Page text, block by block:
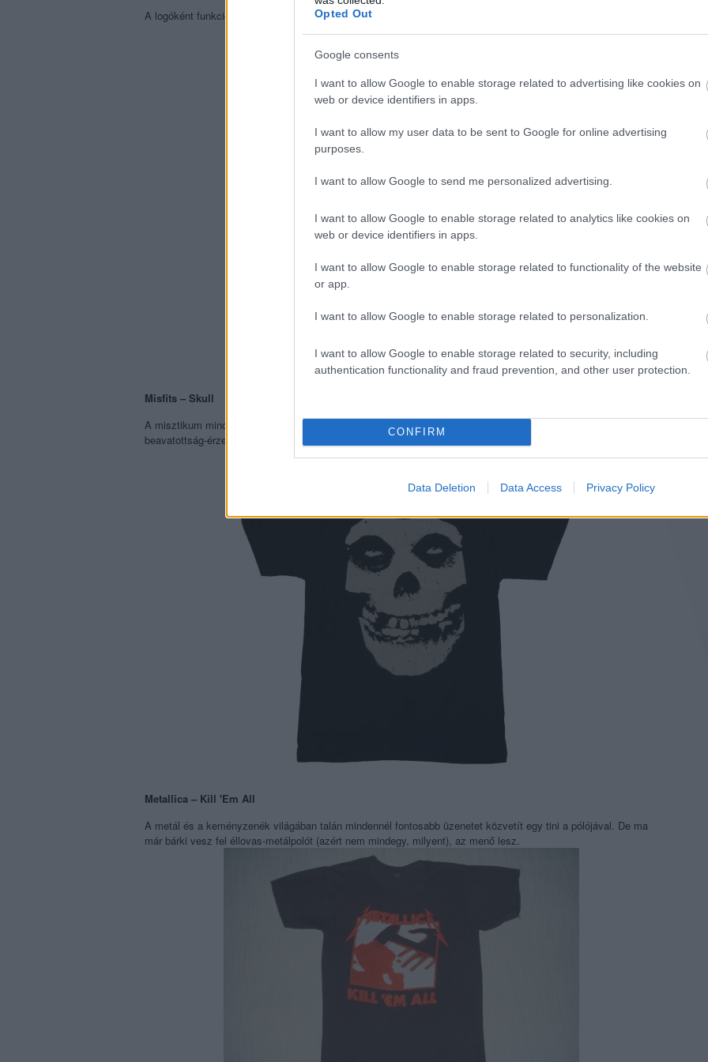
Opted Out
Google consents
I want to allow Google to enable storage related to advertising like cookies on
web or device identifiers in apps.
I want to allow my user data to be sent to Google for online advertising
purposes.
I want to allow Google to send me personalized advertising.
I want to allow Google to enable storage related to analytics like cookies on
web or device identifiers in apps.
I want to allow Google to enable storage related to functionality of the website
or app.
I want to allow Google to enable storage related to personalization.
I want to allow Google to enable storage related to security, including
authentication functionality and fraud prevention, and other user protection.
CONFIRM
Data Deletion Data Access Privacy Policy
A logóként funkcionáló zenekarnév mellett a tényleges logó vált a másik legnépszerűbb grafikai elemmé.
Misfits – Skull
A misztikum mindig jó, ha egy talányos képen kívül nem szerepel más információ, akkor ráadásul megmarad a
beavatottság-érzet is. A Misfits koponyás pólóját később többen is kisajátították.
Metallica – Kill 'Em All
A metál és a keményzenék világában talán mindennél fontosabb üzenetet közvetít egy tini a pólójával. De ma
már bárki vesz fel éllovas-metálpolót (azért nem mindegy, milyent), az menő lesz.